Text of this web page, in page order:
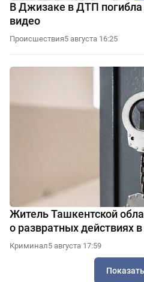
В Джизаке в ДТП
видео
Происшествия5 августа 16:25
Житель Ташкентской
о развратных действиях
Криминал5 августа 17:59